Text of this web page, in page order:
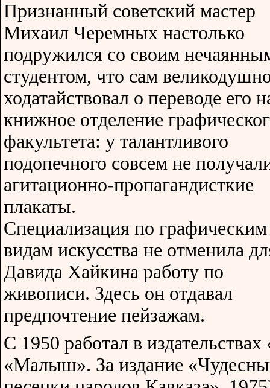
Признанный советский мастер
Михаил Черемных настолько
подружился со своим
студентом, что сам
ходатайствовал о переводе его
книжное отделение
факультета: у талантливого
подопечного совсем не
агитационно-пропагандисткие
плакаты.
Специализация по графическим
видам искусства не отменила
Давида Хайкина работу по
живописи. Здесь он отдавал
предпочтение пейзажам.
С 1950 работал в
«Малыш». За издание